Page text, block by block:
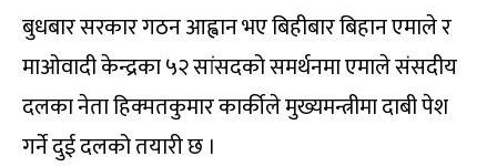
बुधबार सरकार गठन आह्वान भए बिहीबार बिहान एमाले र
माओवादी केन्द्रका ५२ सांसदको समर्थनमा एमाले संसदीय
दलका नेता हिक्मतकुमार कार्कीले मुख्यमन्त्रीमा दाबी पेश
गर्ने दुई दलको तयारी छ ।